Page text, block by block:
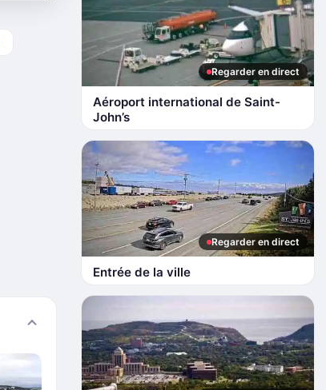
Regarder en direct
Aéroport international de Saint-
John’s
Regarder en direct
Entrée de la ville